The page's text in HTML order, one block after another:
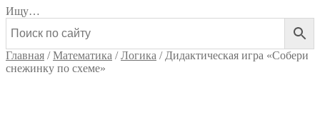
Ищу…
Главная /Математика /Логика / Дидактическая игра «Собери
снежинку по схеме»